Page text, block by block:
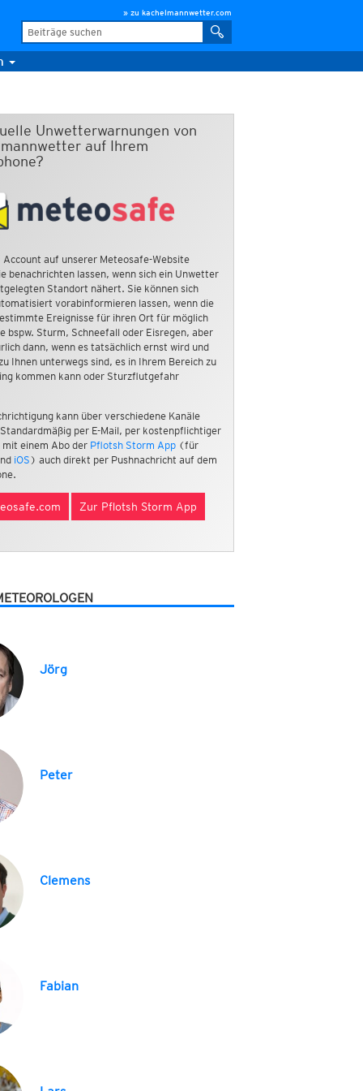
» zu kachelmannwetter.com
Unwetterwarnungen von
auf Ihrem
Account auf unserer Meteosafe-Website
benachrichten lassen, wenn sich ein Unwetter
Standort nähert. Sie können sich
vorabinformieren lassen, wenn die
Ereignisse für ihren Ort für möglich
bspw. Sturm, Schneefall oder Eisregen, aber
dann, wenn es tatsächlich ernst wird und
Ihnen unterwegs sind, es in Ihrem Bereich zu
kommen kann oder Sturzflutgefahr
kann über verschiedene Kanäle
per E-Mail, per kostenpflichtiger
mit einem Abo der Pflotsh Storm App(für
iOS ) auch direkt per Pushnachricht auf dem
Zur Pflotsh Storm App
Jörg
Peter
Clemens
Fabian